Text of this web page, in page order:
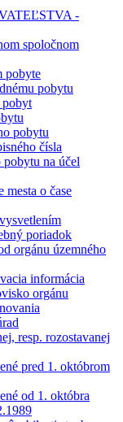
-
spoločnom
pobyte
pobytu
pobyt
pobytu
čísla
pobytu na účel
mesta o čase
poriadok
orgánu územného
informácia
orgánu
resp. rozostavanej
pred 1. októbrom
od 1. októbra